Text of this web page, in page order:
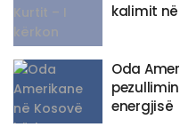
kalimit
Oda
energjisë